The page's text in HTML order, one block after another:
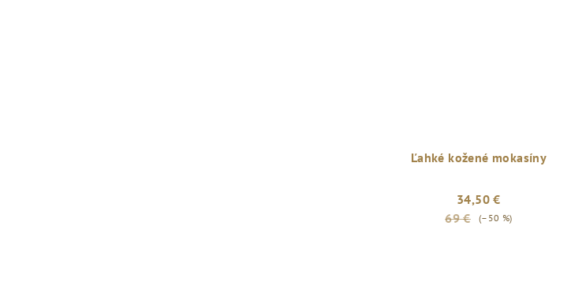
Ľahké kožené mokasíny
34,50 €
69 €
(–50 %)